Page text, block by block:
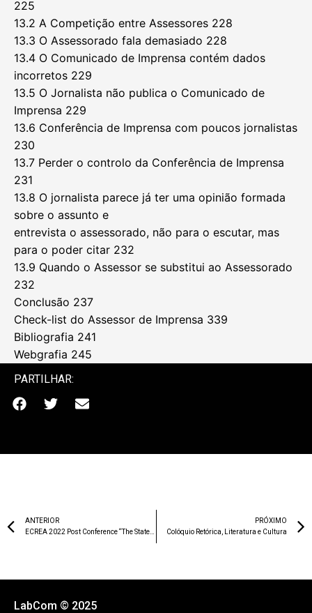
225
13.2 A Competição entre Assessores 228
13.3 O Assessorado fala demasiado 228
13.4 O Comunicado de Imprensa contém dados
incorretos 229
13.5 O Jornalista não publica o Comunicado de
Imprensa 229
13.6 Conferência de Imprensa com poucos jornalistas
230
13.7 Perder o controlo da Conferência de Imprensa
231
13.8 O jornalista parece já ter uma opinião formada
sobre o assunto e
entrevista o assessorado, não para o escutar, mas
para o poder citar 232
13.9 Quando o Assessor se substitui ao Assessorado
232
Conclusão 237
Check-list do Assessor de Imprensa 339
Bibliografia 241
Webgrafia 245
PARTILHAR:
ANTERIOR
PRÓXIMO
Colóquio Retórica, Literatura e Cultura
LabCom © 2025